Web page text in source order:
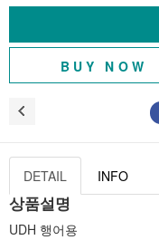
DETAIL INFO
상품설명
UDH 행어용